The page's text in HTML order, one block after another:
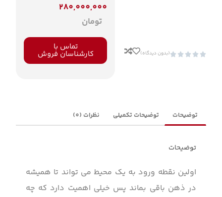




(بدون دیدگاه)
280,000,000
تومان
تماس با
کارشناسان فروش
توضیحات توضیحات تکمیلی نظرات (0)
توضیحات
اولین نقطه ورود به یک محیط می تواند تا همیشه
در ذهن باقی بماند پس خیلی اهمیت دارد که چه